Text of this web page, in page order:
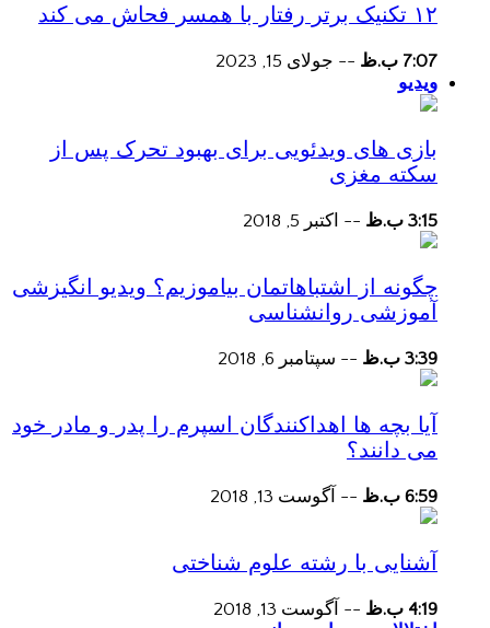
۱۲ تکنیک برتر رفتار با همسر فحاش می کند
7:07 ب.ظ -- جولای 15, 2023
ویدیو
بازی های ویدئویی برای بهبود تحرک پس از
سکته مغزی
3:15 ب.ظ -- اکتبر 5, 2018
چگونه از اشتباهاتمان بیاموزیم؟ ویدیو انگیزشی
آموزشی روانشناسی
3:39 ب.ظ -- سپتامبر 6, 2018
آیا بچه ها اهداکنندگان اسپرم را پدر و مادر خود
می دانند؟
6:59 ب.ظ -- آگوست 13, 2018
آشنایی با رشته علوم شناختی
4:19 ب.ظ -- آگوست 13, 2018